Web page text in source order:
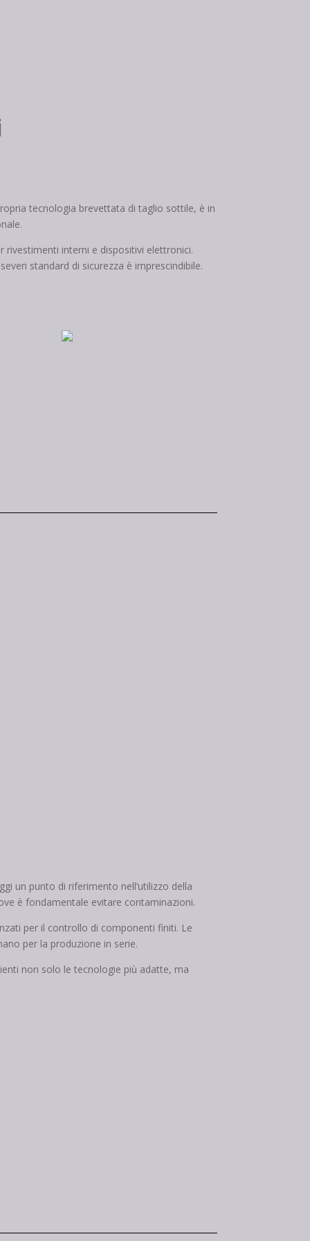
tecnologia brevettata di taglio sottile, è in
interni e dispositivi elettronici.
standard di sicurezza è imprescindibile.
un punto di riferimento nell’utilizzo della
è fondamentale evitare contaminazioni.
per il controllo di componenti finiti. Le
per la produzione in serie.
non solo le tecnologie più adatte, ma